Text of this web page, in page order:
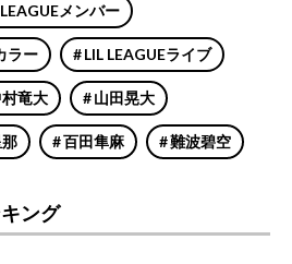
メンバー
ラー LIL LEAGUEライブ
竜大 山田晃大
百田隼麻 難波碧空
ング